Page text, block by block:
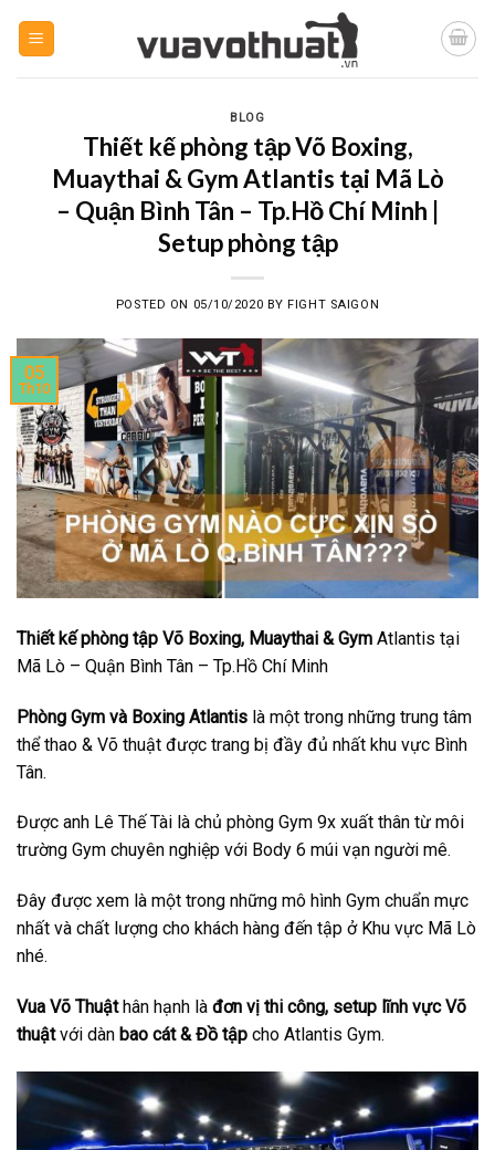
BLOG
Thiết kế phòng tập Võ Boxing,
Muaythai & Gym Atlantis tại Mã Lò
– Quận Bình Tân – Tp.Hồ Chí Minh |
Setup phòng tập
POSTED ON 05/10/2020 BYFIGHT SAIGON
05
Th10
Thiết kế phòng tập Võ Boxing, Muaythai & Gym Atlantis tại
Mã Lò – Quận Bình Tân – Tp.Hồ Chí Minh
Phòng Gym và Boxing Atlantis là một trong những trung tâm
thể thao & Võ thuật được trang bị đầy đủ nhất khu vực Bình
Tân.
Được anh Lê Thế Tài là chủ phòng Gym 9x xuất thân từ môi
trường Gym chuyên nghiệp với Body 6 múi vạn người mê.
Đây được xem là một trong những mô hình Gym chuẩn mực
nhất và chất lượng cho khách hàng đến tập ở Khu vực Mã Lò
nhé.
Vua Võ Thuậthân hạnh là đơn vị thi công, setup lĩnh vực Võ
thuậtvới dàn bao cát & Đồ tập cho Atlantis Gym.